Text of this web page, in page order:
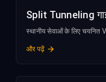
Split Tunneling
स्थानीय सेवाओं के लिए चयनित
और पढ़ें